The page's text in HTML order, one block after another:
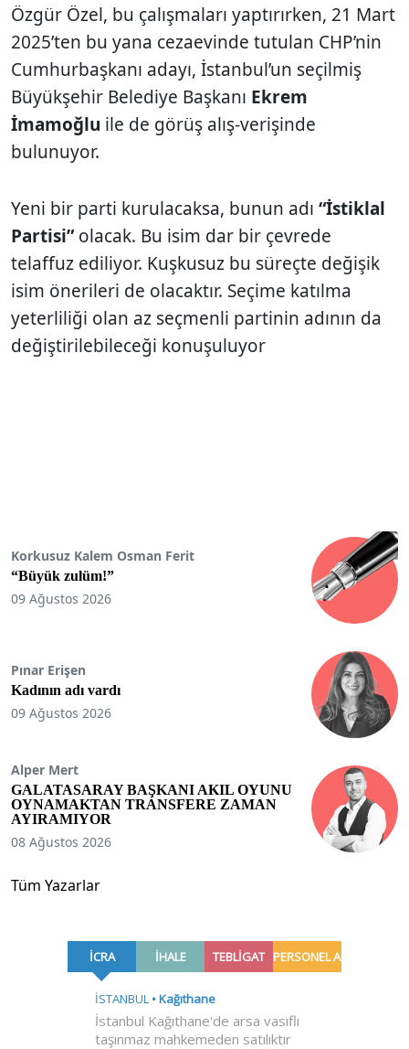
Özgür Özel, bu çalışmaları yaptırırken, 21 Mart
2025’ten bu yana cezaevinde tutulan CHP’nin
Cumhurbaşkanı adayı, İstanbul’un seçilmiş
Büyükşehir Belediye Başkanı Ekrem
İmamoğlu ile de görüş alış-verişinde
bulunuyor.
Yeni bir parti kurulacaksa, bunun adı “İstiklal
Partisi”olacak. Bu isim dar bir çevrede
telaffuz ediliyor. Kuşkusuz bu süreçte değişik
isim önerileri de olacaktır. Seçime katılma
yeterliliği olan az seçmenli partinin adının da
değiştirilebileceği konuşuluyor
Korkusuz Kalem Osman Ferit
“Büyük zulüm!”
09 Ağustos 2026
Pınar Erişen
Kadının adı vardı
09 Ağustos 2026
Alper Mert
GALATASARAY BAŞKANI AKIL OYUNU
OYNAMAKTAN TRANSFERE ZAMAN
AYIRAMIYOR
08 Ağustos 2026
Tüm Yazarlar